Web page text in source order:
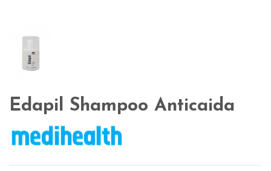
Edapil Shampoo Anticaida